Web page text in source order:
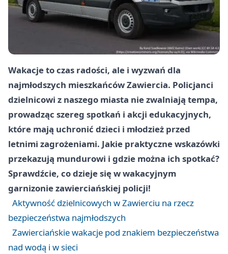
Wakacje to czas radości, ale i wyzwań dla
najmłodszych mieszkańców Zawiercia. Policjanci
dzielnicowi z naszego miasta nie zwalniają tempa,
prowadząc szereg spotkań i akcji edukacyjnych,
które mają uchronić dzieci i młodzież przed
letnimi zagrożeniami. Jakie praktyczne wskazówki
przekazują mundurowi i gdzie można ich spotkać?
Sprawdźcie, co dzieje się w wakacyjnym
garnizonie zawierciańskiej policji!
Aktywność dzielnicowych w Zawierciu na rzecz
bezpieczeństwa najmłodszych
Zawierciańskie wakacje pod znakiem bezpieczeństwa
nad wodą i w sieci